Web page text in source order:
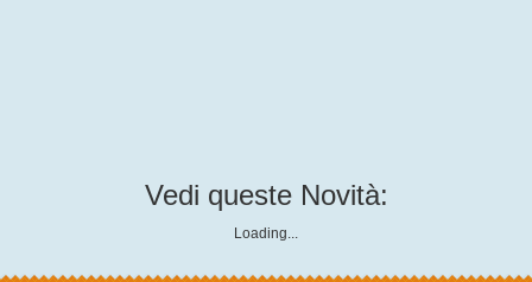
Vedi queste Novità:
Loading...